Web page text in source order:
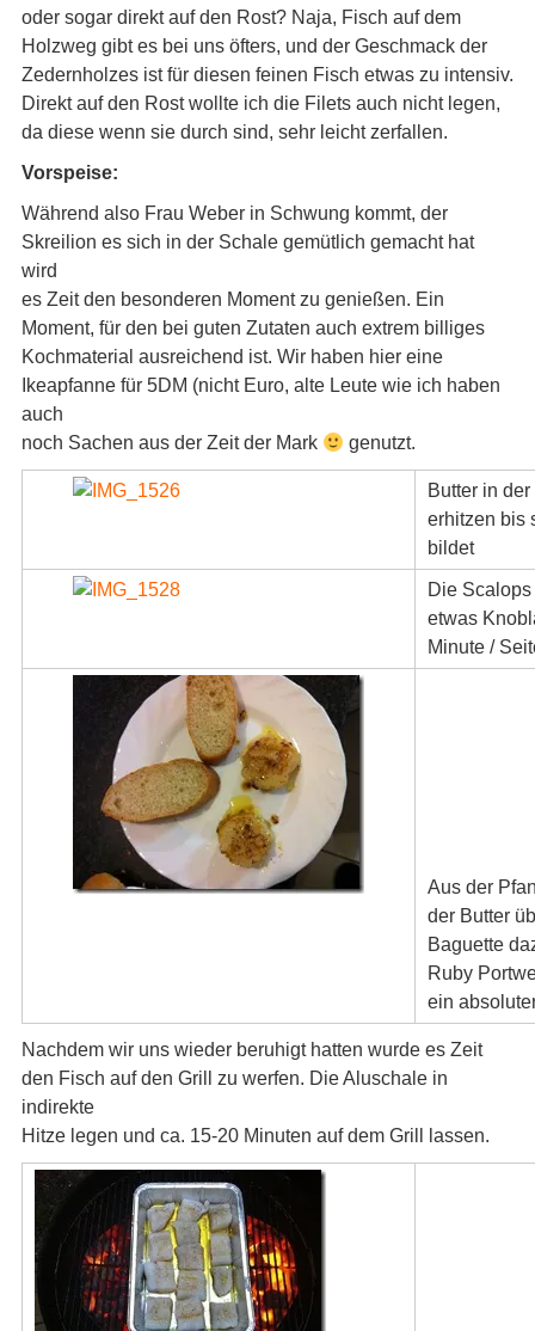
oder sogar direkt auf den Rost? Naja, Fisch auf dem
Holzweg gibt es bei uns öfters, und der Geschmack der
Zedernholzes ist für diesen feinen Fisch etwas zu intensiv.
Direkt auf den Rost wollte ich die Filets auch nicht legen,
da diese wenn sie durch sind, sehr leicht zerfallen.
Vorspeise:
Während also Frau Weber in Schwung kommt, der
Skreilion es sich in der Schale gemütlich gemacht hat
wird
es Zeit den besonderen Moment zu genießen. Ein
Moment, für den bei guten Zutaten auch extrem billiges
Kochmaterial ausreichend ist. Wir haben hier eine
Ikeapfanne für 5DM (nicht Euro, alte Leute wie ich haben
auch
noch Sachen aus der Zeit der Mark
genutzt.
Butter in
erhitzen bis
bildet
Die
etwas
Minute /
Aus der
der Butter
Baguette
Ruby
ein
Nachdem wir uns wieder beruhigt hatten wurde es Zeit
den Fisch auf den Grill zu werfen. Die Aluschale in
indirekte
Hitze legen und ca. 15-20 Minuten auf dem Grill lassen.